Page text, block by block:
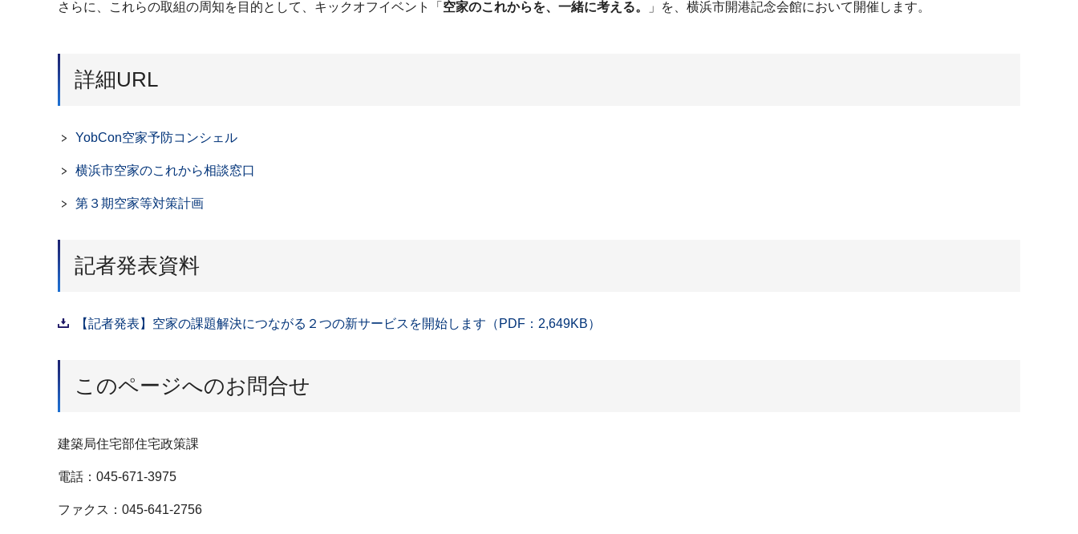
さらに、これらの取組の周知を目的として、キックオフイベント「 空家のこれからを、一緒に考える。 」を、横浜市開港記念会館において開催します。
詳細URL
YobCon空家予防コンシェル
横浜市空家のこれから相談窓口
第３期空家等対策計画
記者発表資料
【記者発表】空家の課題解決につながる２つの新サービスを開始します（PDF：2,649KB）
このページへのお問合せ
建築局住宅部住宅政策課
電話：045-671-3975
ファクス：045-641-2756